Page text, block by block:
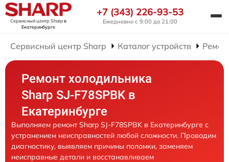
Сервисный центр Sharpв
Екатеринбурге
+7 (343) 226-93-53
Ежедневно с 9:00 до 21:00
Сервисный центр Sharp Каталог устройств
Ремонт холодильника
Sharp SJ-F78SPBK в
Екатеринбурге
Выполняем ремонт Sharp SJ-F78SPBK в Екатеринбурге с
устранением неисправностей любой сложности. Проводим
диагностику, выявляем причины поломки, заменяем
неисправные детали и восстанавливаем